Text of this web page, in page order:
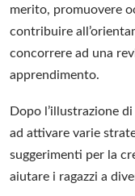
merito, promuovere
contribuire
concorrere ad una
apprendimento.
Dopo l’illustrazione
ad attivare varie
suggerimenti per la
aiutare i ragazzi a